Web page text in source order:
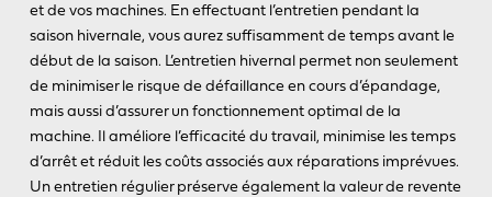
et de vos machines. En effectuant l’entretien pendant la
saison hivernale, vous aurez suffisamment de temps avant le
début de la saison. L’entretien hivernal permet non seulement
de minimiser le risque de défaillance en cours d’épandage,
mais aussi d’assurer un fonctionnement optimal de la
machine. Il améliore l’efficacité du travail, minimise les temps
d’arrêt et réduit les coûts associés aux réparations imprévues.
Un entretien régulier préserve également la valeur de revente